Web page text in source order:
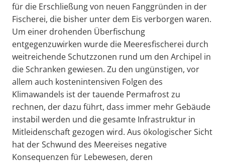
für die Erschließung von neuen Fanggründen in der
Fischerei, die bisher unter dem Eis verborgen waren.
Um einer drohenden Überfischung
entgegenzuwirken wurde die Meeresfischerei durch
weitreichende Schutzzonen rund um den Archipel in
die Schranken gewiesen. Zu den ungünstigen, vor
allem auch kostenintensiven Folgen des
Klimawandels ist der tauende Permafrost zu
rechnen, der dazu führt, dass immer mehr Gebäude
instabil werden und die gesamte Infrastruktur in
Mitleidenschaft gezogen wird. Aus ökologischer Sicht
hat der Schwund des Meereises negative
Konsequenzen für Lebewesen, deren